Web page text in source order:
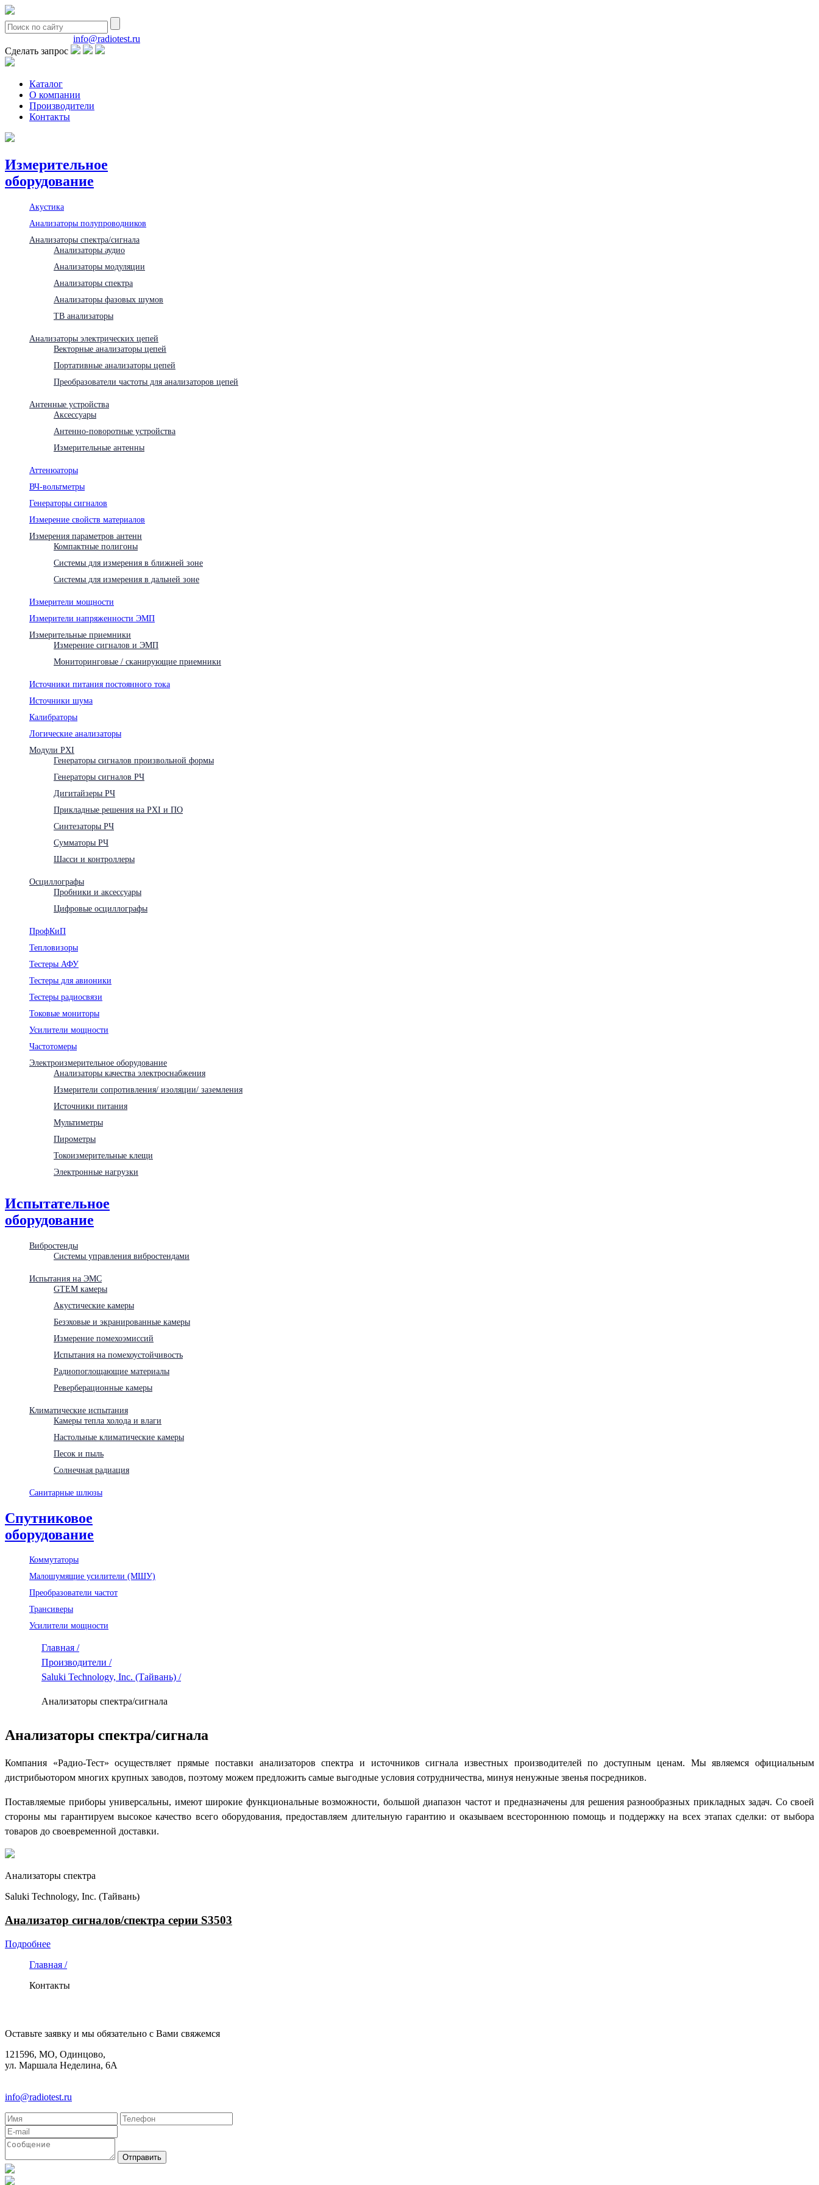
info@radiotest.ru
Сделать запрос
Каталог
О компании
Производители
Контакты
Измерительное
оборудование
Акустика
Анализаторы полупроводников
Анализаторы спектра/сигнала
Анализаторы аудио
Анализаторы модуляции
Анализаторы спектра
Анализаторы фазовых шумов
ТВ анализаторы
Анализаторы электрических цепей
Векторные анализаторы цепей
Портативные анализаторы цепей
Преобразователи частоты для анализаторов цепей
Антенные устройства
Аксессуары
Антенно-поворотные устройства
Измерительные антенны
Аттенюаторы
ВЧ-вольтметры
Генераторы сигналов
Измерение свойств материалов
Измерения параметров антенн
Компактные полигоны
Системы для измерения в ближней зоне
Системы для измерения в дальней зоне
Измерители мощности
Измерители напряженности ЭМП
Измерительные приемники
Измерение сигналов и ЭМП
Мониторинговые / сканирующие приемники
Источники питания постоянного тока
Источники шума
Калибраторы
Логические анализаторы
Модули PXI
Генераторы сигналов произвольной формы
Генераторы сигналов РЧ
Дигитайзеры РЧ
Прикладные решения на PXI и ПО
Синтезаторы РЧ
Сумматоры РЧ
Шасси и контроллеры
Осциллографы
Пробники и аксессуары
Цифровые осциллографы
ПрофКиП
Тепловизоры
Тестеры АФУ
Тестеры для авионики
Тестеры радиосвязи
Токовые мониторы
Усилители мощности
Частотомеры
Электроизмерительное оборудование
Анализаторы качества электроснабжения
Измерители сопротивления/ изоляции/ заземления
Источники питания
Мультиметры
Пирометры
Токоизмерительные клещи
Электронные нагрузки
Испытательное
оборудование
Вибростенды
Системы управления вибростендами
Испытания на ЭМС
GTEM камеры
Акустические камеры
Безэховые и экранированные камеры
Измерение помехоэмиссий
Испытания на помехоустойчивость
Радиопоглощающие материалы
Реверберационные камеры
Климатические испытания
Камеры тепла холода и влаги
Настольные климатические камеры
Песок и пыль
Солнечная радиация
Санитарные шлюзы
Спутниковое
оборудование
Коммутаторы
Малошумящие усилители (МШУ)
Преобразователи частот
Трансиверы
Усилители мощности
Главная /
Производители /
Saluki Technology, Inc. (Тайвань) /
Анализаторы спектра/сигнала
Анализаторы спектра/сигнала
Компания «Радио-Тест» осуществляет прямые поставки анализаторов спектра и источников сигнала известных производителей по доступным ценам. Мы являемся официальным
дистрибьютором многих крупных заводов, поэтому можем предложить самые выгодные условия сотрудничества, минуя ненужные звенья посредников.
Поставляемые приборы универсальны, имеют широкие функциональные возможности, большой диапазон частот и предназначены для решения разнообразных прикладных задач. Со своей
стороны мы гарантируем высокое качество всего оборудования, предоставляем длительную гарантию и оказываем всестороннюю помощь и поддержку на всех этапах сделки: от выбора
товаров до своевременной доставки.
Анализаторы спектра
Saluki Technology, Inc. (Тайвань)
Анализатор сигналов/спектра серии S3503
Подробнее
Главная /
Контакты
Оставьте заявку и мы обязательно с Вами свяжемся
121596, МО, Одинцово,
ул. Маршала Неделина, 6А
info@radiotest.ru